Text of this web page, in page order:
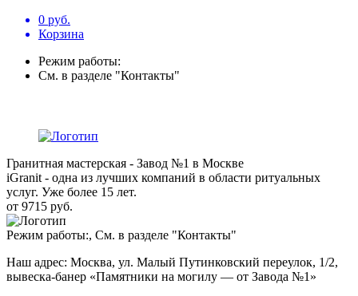
0 руб.
Корзина
Режим работы:
См. в разделе "Контакты"
Гранитная мастерская - Завод №1 в Москве
iGranit - одна из лучших компаний в области ритуальных
услуг. Уже более 15 лет.
от 9715 руб.
Режим работы:, См. в разделе "Контакты"
Наш адрес: Москва, ул. Малый Путинковский переулок, 1/2,
вывеска-банер «Памятники на могилу — от Завода №1»